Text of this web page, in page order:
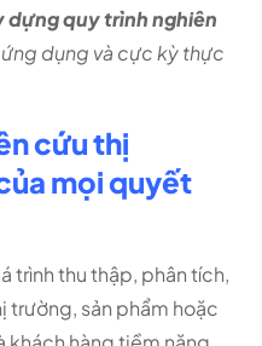
dựng quy trình nghiên
dụng và cực kỳ thực
cứu thị
mọi quyết
trình thu thập, phân tích,
trường, sản phẩm hoặc